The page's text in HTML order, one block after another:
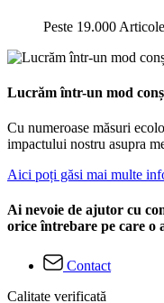
Peste 19.000 Articole
Lucrăm într-un mod
Cu numeroase măsuri
impactului nostru asupra
Aici poți găsi mai multe
Ai nevoie de ajutor cu
orice întrebare pe care o
Contact
Calitate verificată